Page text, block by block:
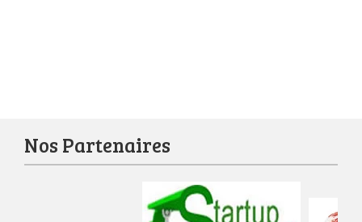
Nos Partenaires